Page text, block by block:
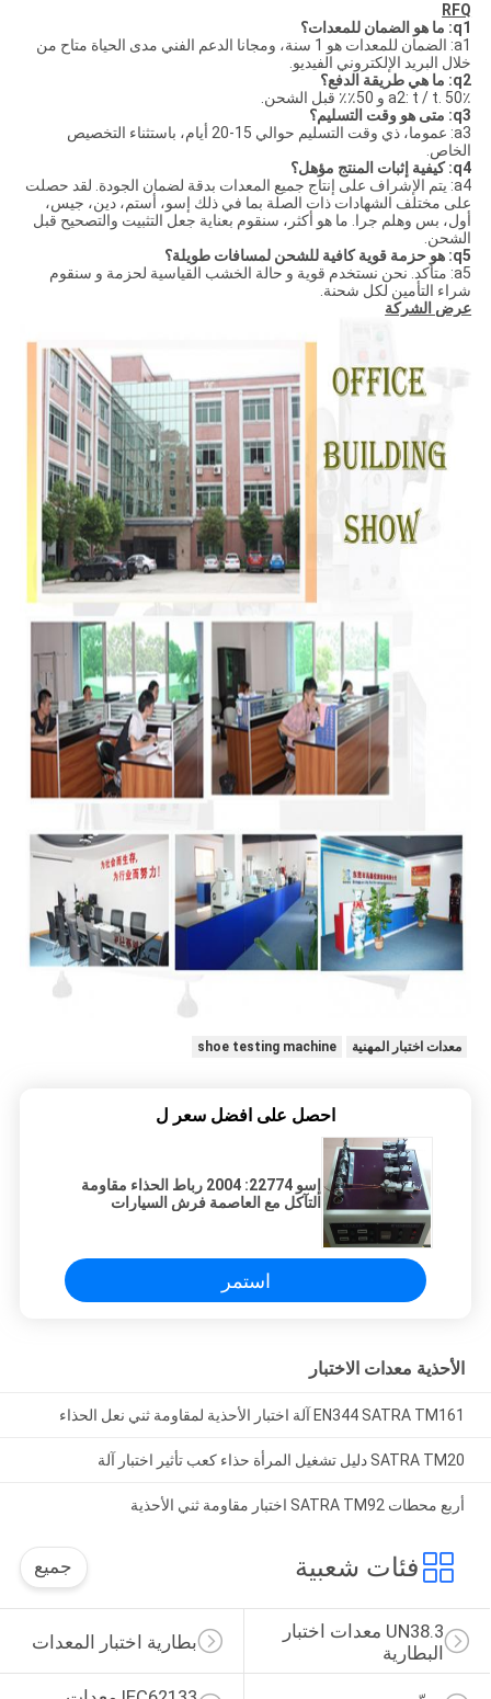
RFQ
q1: ما هو الضمان للمعدات؟
a1: الضمان للمعدات هو 1 سنة، ومجانا الدعم الفني مدى الحياة متاح من
خلال البريد الإلكتروني الفيديو.
q2: ما هي طريقة الدفع؟
a2: t / t. 50٪ و 50٪٪ قبل الشحن.
q3: متى هو وقت التسليم؟
a3: عموما، ذي وقت التسليم حوالي 15-20 أيام، باستثناء التخصيص
الخاص.
q4: كيفية إثبات المنتج مؤهل؟
a4: يتم الإشراف على إنتاج جميع المعدات بدقة لضمان الجودة. لقد حصلت
على مختلف الشهادات ذات الصلة بما في ذلك إسو، أستم، دين، جيس،
أول، بس وهلم جرا. ما هو أكثر، سنقوم بعناية جعل التثبيت والتصحيح قبل
الشحن.
q5: هو حزمة قوية كافية للشحن لمسافات طويلة؟
a5: متأكد. نحن نستخدم قوية و حالة الخشب القياسية لحزمة و سنقوم
شراء التأمين لكل شحنة.
عرض الشركة
معدات اختبار المهنية shoe testing machine
احصل على افضل سعر ل
إسو 22774: 2004 رباط الحذاء مقاومة
التآكل مع العاصمة فرش السيارات
استمر
الأحذية معدات الاختبار
EN344 SATRA TM161 آلة اختبار الأحذية لمقاومة ثني نعل الحذاء
SATRA TM20 دليل تشغيل المرأة حذاء كعب تأثير اختبار آلة
أربع محطات SATRA TM92 اختبار مقاومة ثني الأحذية
فئات شعبية جميع
بطارية اختبار المعدات
UN38.3 معدات اختبار
البطارية